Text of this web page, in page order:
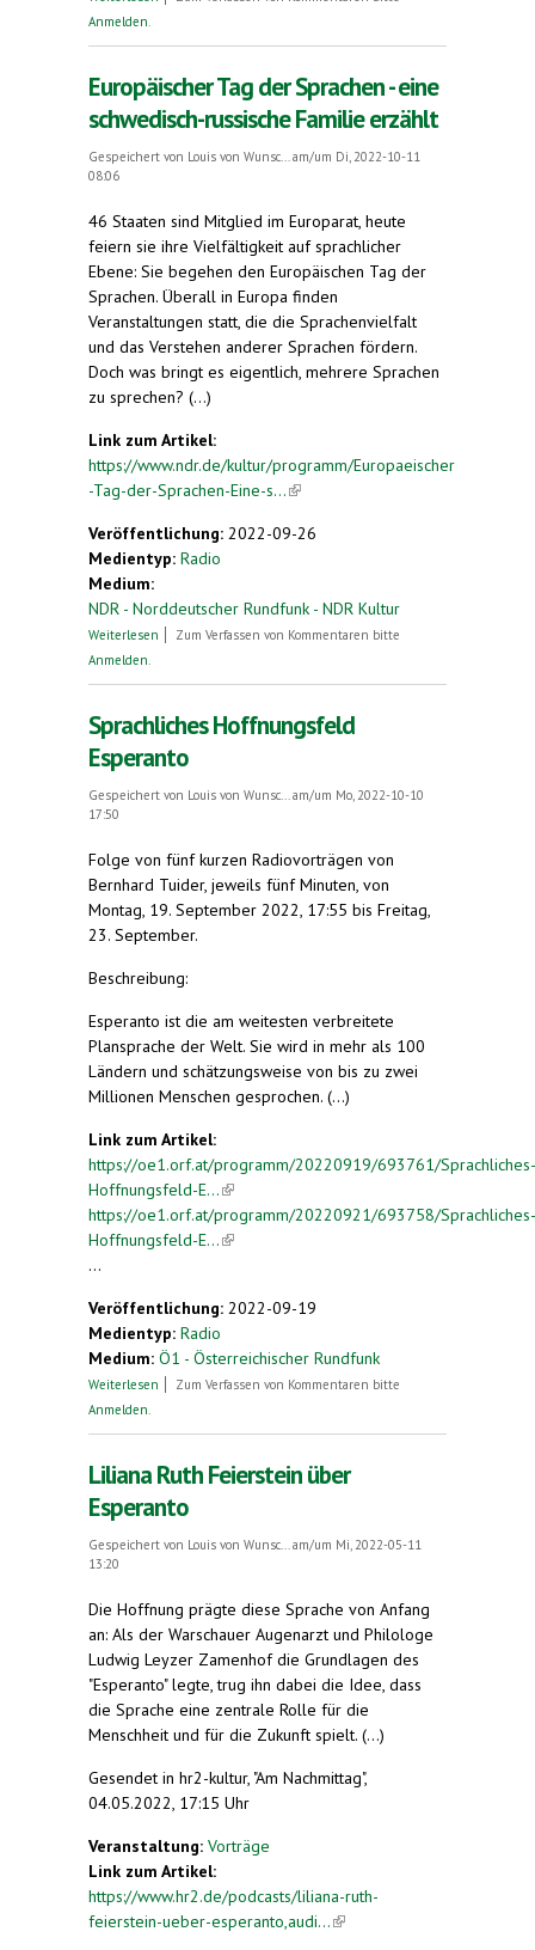
Anmelden
Europäischer Tag der Sprachen - eine
schwedisch-russische Familie erzählt
Gespeichert von Louis von Wunsc...
am/um Di, 2022-10-11
08:06
46 Staaten sind Mitglied im Europarat, heute
feiern sie ihre Vielfältigkeit auf sprachlicher
Ebene: Sie begehen den Europäischen Tag der
Sprachen. Überall in Europa finden
Veranstaltungen statt, die die Sprachenvielfalt
und das Verstehen anderer Sprachen fördern.
Doch was bringt es eigentlich, mehrere Sprachen
zu sprechen? (...)
Link zum Artikel:
https://www.ndr.de/kultur/programm/Europaeischer
-Tag-der-Sprachen-Eine-s...(link is external)
Veröffentlichung: 2022-09-26
Medientyp: Radio
Medium:
NDR - Norddeutscher Rundfunk - NDR Kultur
Weiterlesen über Europäischer Tag der Sprachen - eine
Zum Verfassen von Kommentaren bitte
Anmelden
Sprachliches Hoffnungsfeld
Esperanto
Gespeichert von Louis von Wunsc...
am/um Mo, 2022-10-10
17:50
Folge von fünf kurzen Radiovorträgen von
Bernhard Tuider, jeweils fünf Minuten, von
Montag, 19. September 2022, 17:55 bis Freitag,
23. September.
Beschreibung:
Esperanto ist die am weitesten verbreitete
Plansprache der Welt. Sie wird in mehr als 100
Ländern und schätzungsweise von bis zu zwei
Millionen Menschen gesprochen. (...)
Link zum Artikel:
https://oe1.orf.at/programm/20220919/693761/Sprachliches-
Hoffnungsfeld-E...(link is external)
https://oe1.orf.at/programm/20220921/693758/Sprachliches-
Hoffnungsfeld-E...(link is external)
...
Veröffentlichung: 2022-09-19
Medientyp: Radio
Medium: Ö1 - Österreichischer Rundfunk
Weiterlesen über Sprachliches Hoffnungsfeld Esperanto
Zum Verfassen von Kommentaren bitte
Anmelden
Liliana Ruth Feierstein über
Esperanto
Gespeichert von Louis von Wunsc...
am/um Mi, 2022-05-11
13:20
Die Hoffnung prägte diese Sprache von Anfang
an: Als der Warschauer Augenarzt und Philologe
Ludwig Leyzer Zamenhof die Grundlagen des
"Esperanto" legte, trug ihn dabei die Idee, dass
die Sprache eine zentrale Rolle für die
Menschheit und für die Zukunft spielt. (...)
Gesendet in hr2-kultur, "Am Nachmittag",
04.05.2022, 17:15 Uhr
Veranstaltung: Vorträge
Link zum Artikel:
https://www.hr2.de/podcasts/liliana-ruth-
feierstein-ueber-esperanto,audi...(link is external)